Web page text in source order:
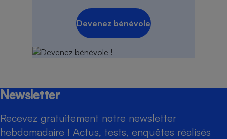
Devenez bénévole
Newsletter
Recevez gratuitement notre newsletter
hebdomadaire ! Actus, tests, enquêtes réalisés